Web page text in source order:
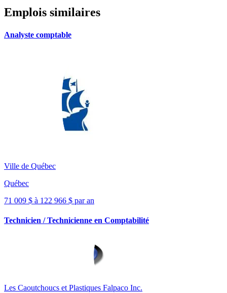
Emplois similaires
Analyste comptable
Ville de Québec
Québec
71 009 $ à 122 966 $ par an
Technicien / Technicienne en Comptabilité
Les Caoutchoucs et Plastiques Falpaco Inc.